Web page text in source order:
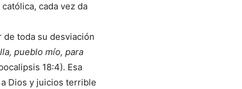
cada vez da
de toda su desviación
pueblo mío, para
18:4). Esa
Dios y juicios terrible